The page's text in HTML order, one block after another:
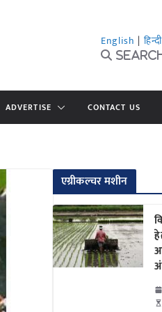
English | हिन्दी
ADVERTISE CONTACT US
एग्रीकल्चर मशीन